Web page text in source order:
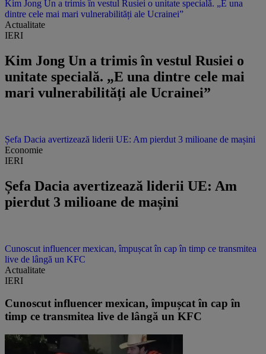
Kim Jong Un a trimis în vestul Rusiei o unitate specială. „E una
dintre cele mai mari vulnerabilități ale Ucrainei”
Actualitate
IERI
Kim Jong Un a trimis în vestul Rusiei o
unitate specială. „E una dintre cele mai
mari vulnerabilități ale Ucrainei”
Șefa Dacia avertizează liderii UE: Am pierdut 3 milioane de mașini
Economie
IERI
Șefa Dacia avertizează liderii UE: Am
pierdut 3 milioane de mașini
Cunoscut influencer mexican, împușcat în cap în timp ce transmitea
live de lângă un KFC
Actualitate
IERI
Cunoscut influencer mexican, împușcat în cap în
timp ce transmitea live de lângă un KFC